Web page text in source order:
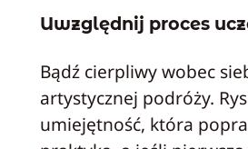
Uwzględnij proces
Bądź cierpliwy wobec
artystycznej podróży.
umiejętność, która